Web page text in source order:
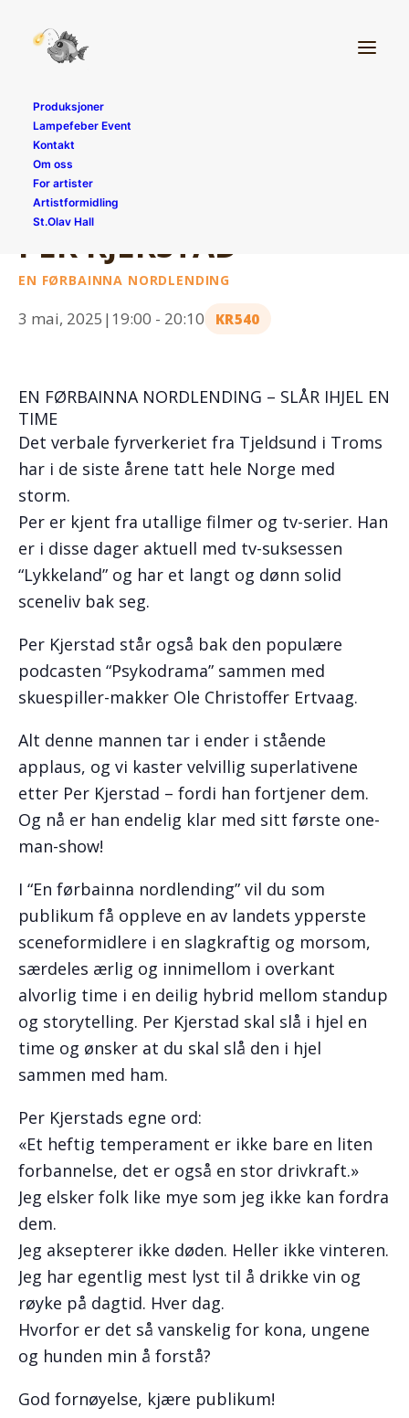
Produksjoner
Lampefeber Event
Kontakt
Om oss
For artister
Artistformidling
St.Olav Hall
« Alle Arrangementer
Dette arrangement har allerede funnet sted.
SE ALLE DATOER OG BILLETTER
PER KJERSTAD
EN FØRBAINNA NORDLENDING
3 mai, 2025|19:00 - 20:10 KR540
EN FØRBAINNA NORDLENDING – SLÅR IHJEL EN
TIME
Det verbale fyrverkeriet fra Tjeldsund i Troms
har i de siste årene tatt hele Norge med
storm.
Per er kjent fra utallige filmer og tv-serier. Han
er i disse dager aktuell med tv-suksessen
“Lykkeland” og har et langt og dønn solid
sceneliv bak seg.
Per Kjerstad står også bak den populære
podcasten “Psykodrama” sammen med
skuespiller-makker Ole Christoffer Ertvaag.
Alt denne mannen tar i ender i stående
applaus, og vi kaster velvillig superlativene
etter Per Kjerstad – fordi han fortjener dem.
Og nå er han endelig klar med sitt første one-
man-show!
I “En førbainna nordlending” vil du som
publikum få oppleve en av landets ypperste
sceneformidlere i en slagkraftig og morsom,
særdeles ærlig og innimellom i overkant
alvorlig time i en deilig hybrid mellom standup
og storytelling. Per Kjerstad skal slå i hjel en
time og ønsker at du skal slå den i hjel
sammen med ham.
Per Kjerstads egne ord:
«Et heftig temperament er ikke bare en liten
forbannelse, det er også en stor drivkraft.»
Jeg elsker folk like mye som jeg ikke kan fordra
dem.
Jeg aksepterer ikke døden. Heller ikke vinteren.
Jeg har egentlig mest lyst til å drikke vin og
røyke på dagtid. Hver dag.
Hvorfor er det så vanskelig for kona, ungene
og hunden min å forstå?
God fornøyelse, kjære publikum!